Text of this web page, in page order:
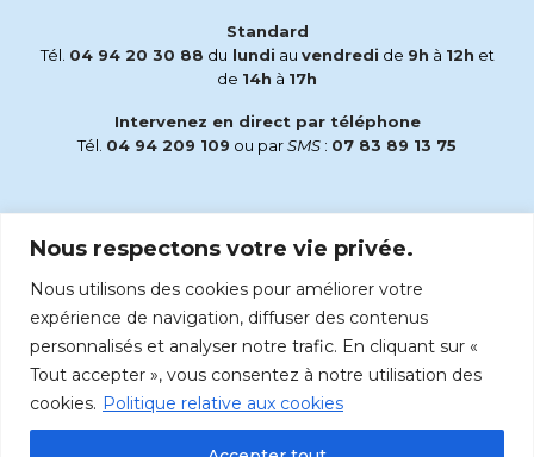
Nous respectons votre vie privée.
Nous utilisons des cookies pour améliorer votre
expérience de navigation, diffuser des contenus
personnalisés et analyser notre trafic. En cliquant sur «
Tout accepter », vous consentez à notre utilisation des
cookies. Politique relative aux cookies
Standard
Tél. 04 94 20 30 88 du lundi au vendredi de 9h à 12h et
de 14h à 17h
Intervenez en direct par téléphone
Tél. 04 94 209 109 ou parSMS : 07 83 89 13 75
accueil@radiomaria.fr
Écoutez Radio Maria sur :